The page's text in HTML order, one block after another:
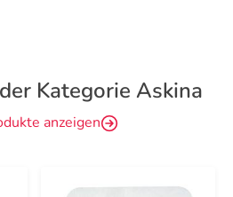
Kategorie Askina
anzeigen